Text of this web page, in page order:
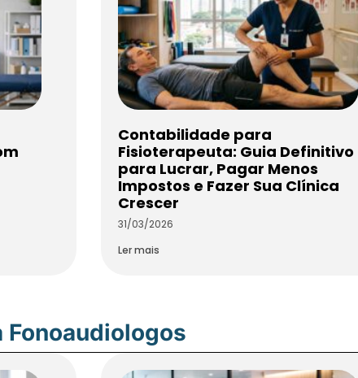
Contabilidade para
Fisioterapeuta: Guia Definitivo
para Lucrar, Pagar Menos
Impostos e Fazer Sua Clínica
Crescer
31/03/2026
Ler mais